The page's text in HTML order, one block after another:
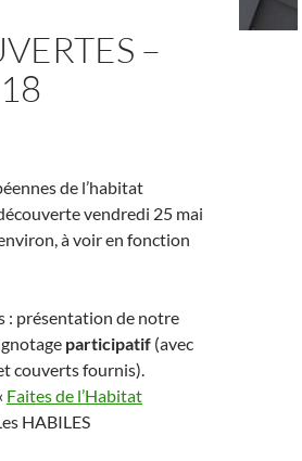
–
de l’habitat
vendredi 25 mai
à voir en fonction
: présentation de notre
participatif (avec
couverts fournis).
Faites de l’Habitat
HABILES